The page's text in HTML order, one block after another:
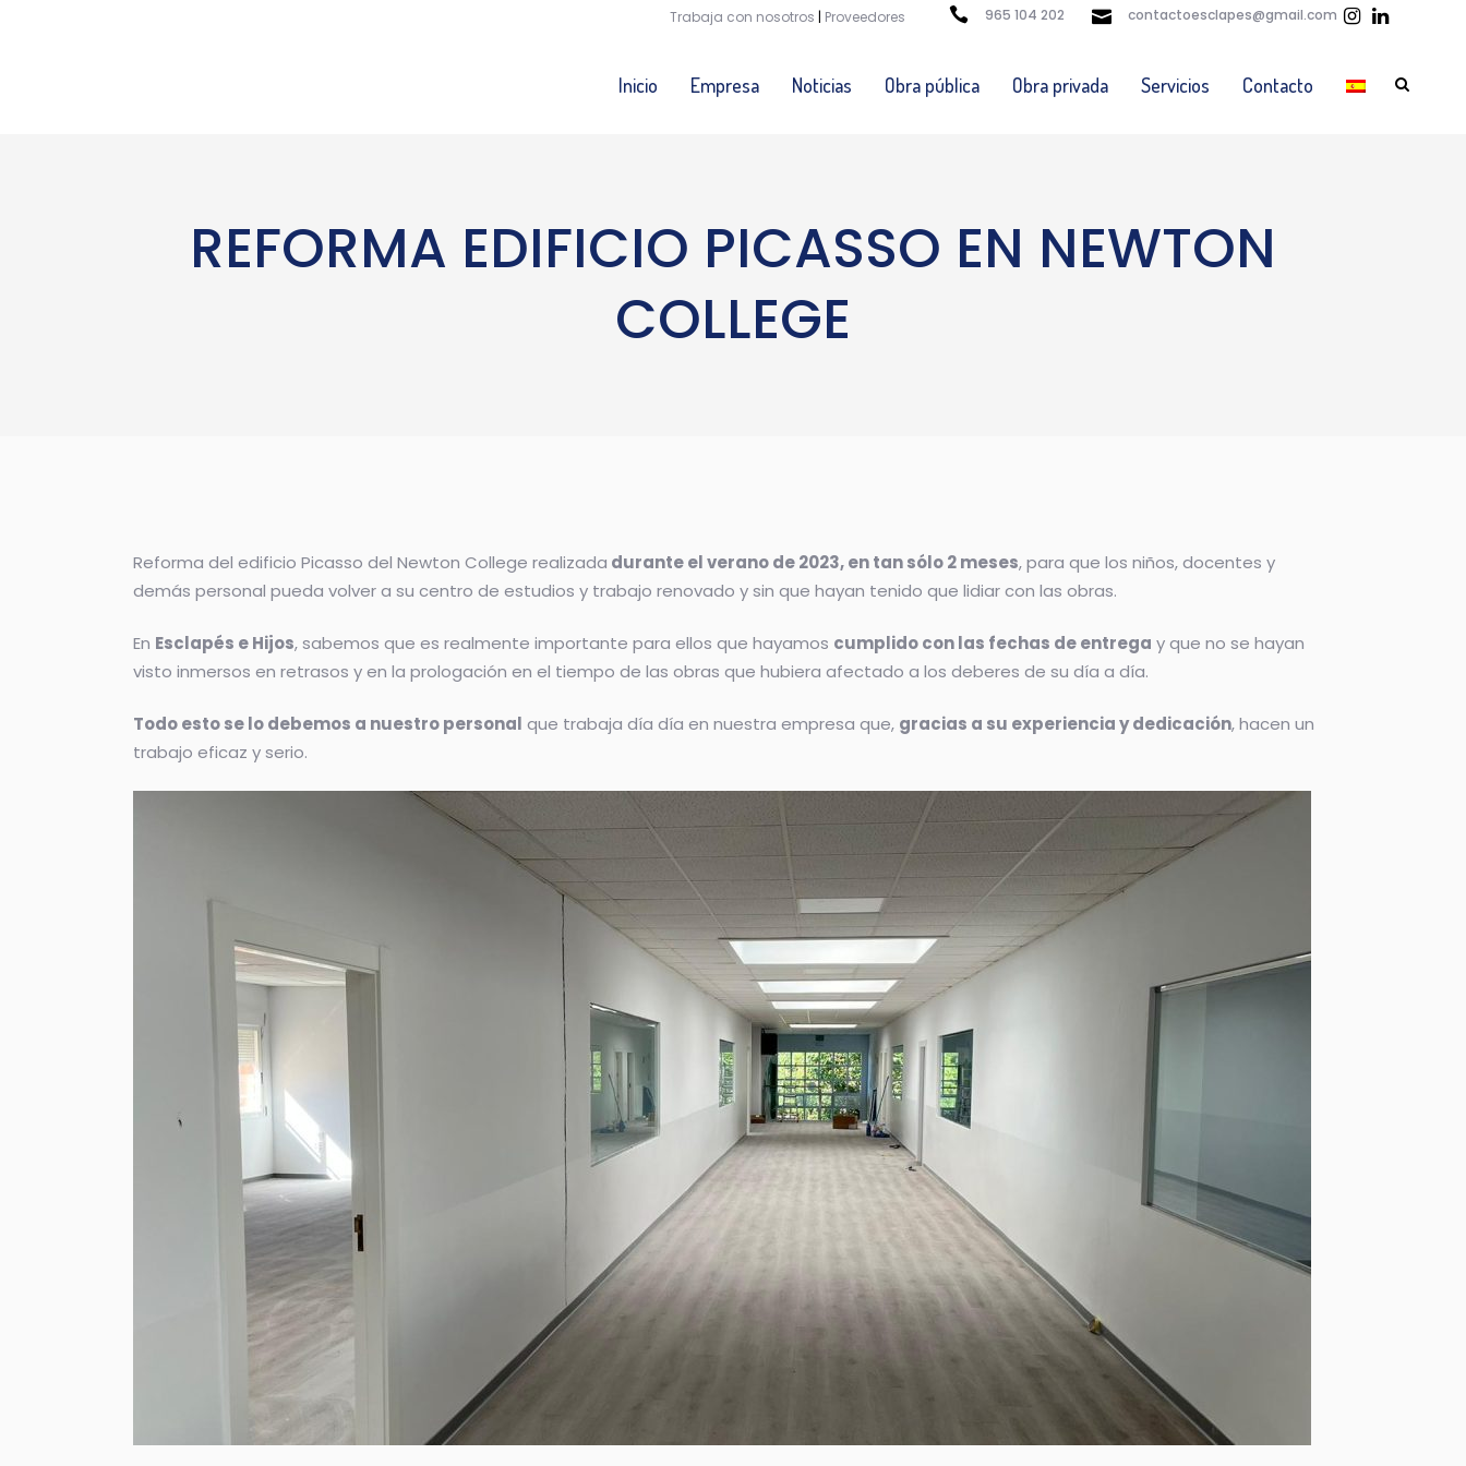
Trabaja con nosotros | Proveedores 965 104 202 contactoesclapes@gmail.com
Inicio Empresa Noticias Obra pública Obra privada Servicios Contacto
REFORMA EDIFICIO PICASSO EN NEWTON
COLLEGE
Reforma del edificio Picasso del Newton College realizada durante el verano de 2023, en tan sólo 2 meses, para que los niños, docentes y
demás personal pueda volver a su centro de estudios y trabajo renovado y sin que hayan tenido que lidiar con las obras.
En Esclapés e Hijos, sabemos que es realmente importante para ellos que hayamos cumplido con las fechas de entrega y que no se hayan
visto inmersos en retrasos y en la prologación en el tiempo de las obras que hubiera afectado a los deberes de su día a día.
Todo esto se lo debemos a nuestro personal que trabaja día día en nuestra empresa que, gracias a su experiencia y dedicación, hacen un
trabajo eficaz y serio.